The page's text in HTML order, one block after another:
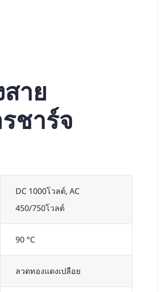
าย
ชาร์จ
DC 1000โวลต์, AC
450/750โวลต์
90 °C
ลวดทองแดงเปลือย